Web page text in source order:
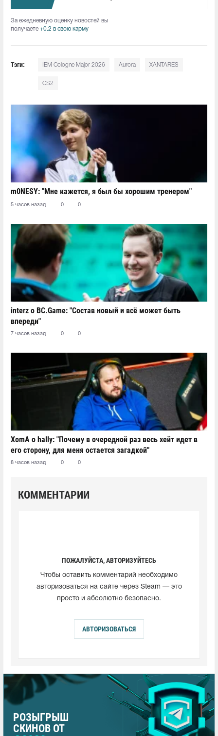
За ежедневную оценку новостей вы
получаете +0.2 в свою карму
Тэги: IEM Cologne Major 2026 Aurora XANTARES
CS2
m0NESY: "Мне кажется, я был бы хорошим тренером"
5 часов назад 0 0
interz о BC.Game: "Состав новый и всё может быть
впереди"
7 часов назад 0 0
XomA о hally: "Почему в очередной раз весь хейт идет в
его сторону, для меня остается загадкой"
8 часов назад 0 0
КОММЕНТАРИИ
ПОЖАЛУЙСТА, АВТОРИЗУЙТЕСЬ
Чтобы оставить комментарий необходимо
авторизоваться на сайте через Steam — это
просто и абсолютно безопасно.
АВТОРИЗОВАТЬСЯ
РОЗЫГРЫШ
СКИНОВ ОТ